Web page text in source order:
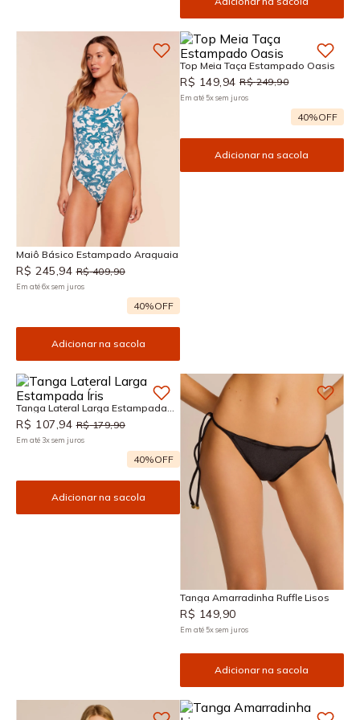
Maiô Básico Estampado Araguaia
R$ 245,94 R$ 409,90
Em até6xsem juros
40%OFF
Adicionar na sacola
Top Meia Taça Estampado Oasis
R$ 149,94 R$ 249,90
Em até 5xsem juros
40%OFF
Adicionar na sacola
Tanga Lateral Larga Estampada
Íris
R$ 107,94 R$ 179,90
Em até 3xsem juros
40%OFF
Adicionar na sacola
Tanga Amarradinha Ruffle Lisos
R$ 149,90
Em até 5xsem juros
Adicionar na sacola